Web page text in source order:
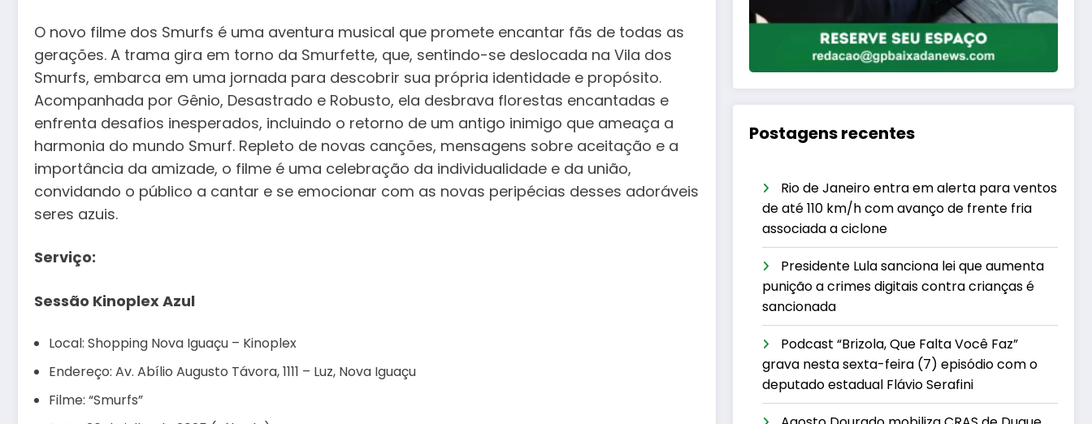
O novo filme dos Smurfs é uma aventura musical que promete encantar fãs de todas as
gerações. A trama gira em torno da Smurfette, que, sentindo-se deslocada na Vila dos
Smurfs, embarca em uma jornada para descobrir sua própria identidade e propósito.
Acompanhada por Gênio, Desastrado e Robusto, ela desbrava florestas encantadas e
enfrenta desafios inesperados, incluindo o retorno de um antigo inimigo que ameaça a
harmonia do mundo Smurf. Repleto de novas canções, mensagens sobre aceitação e a
importância da amizade, o filme é uma celebração da individualidade e da união,
convidando o público a cantar e se emocionar com as novas peripécias desses adoráveis
seres azuis.
Serviço:
Sessão Kinoplex Azul
Local: Shopping Nova Iguaçu – Kinoplex
Endereço: Av. Abílio Augusto Távora, 1111 – Luz, Nova Iguaçu
Filme: “Smurfs”
Postagens recentes
Rio de Janeiro entra em alerta para ventos
de até 110 km/h com avanço de frente fria
associada a ciclone
Presidente Lula sanciona lei que aumenta
punição a crimes digitais contra crianças é
sancionada
Podcast “Brizola, Que Falta Você Faz”
grava nesta sexta-feira (7) episódio com o
deputado estadual Flávio Serafini